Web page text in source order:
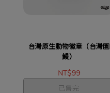
台灣原生動物徽章（台灣園
鰻）
NT$99
已售完